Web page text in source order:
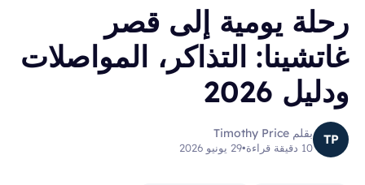
رحلة يومية إلى قصر
غاتشينا: التذاكر، المواصلات
ودليل 2026
TP بقلم Timothy Price
10 دقيقة قراءة •29 يونيو 2026